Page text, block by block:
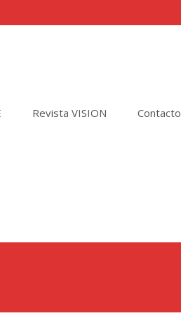
Revista VISION Contacto